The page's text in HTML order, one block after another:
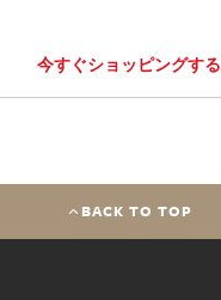
今すぐショッピングする
BACK TO TOP